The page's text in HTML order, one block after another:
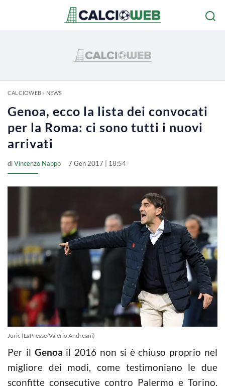
CALCIOWEB» NEWS
Genoa, ecco la lista dei convocati
per la Roma: ci sono tutti i nuovi
arrivati
diVincenzo Nappo 7 Gen 2017 | 18:54
Juric (LaPresse/Valerio Andreani)
Per il Genoa il 2016 non si è chiuso proprio nel
migliore dei modi, come testimoniano le due
sconfitte consecutive contro Palermo e Torino.